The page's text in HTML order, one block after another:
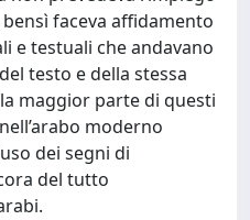
faceva affidamento
e testuali che andavano
testo e della stessa
maggior parte di questi
moderno
dei segni di
del tutto